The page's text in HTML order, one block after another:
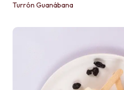
Turrón Guanábana